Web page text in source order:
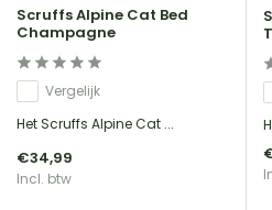
Scruffs Alpine Cat Bed
Champagne
Vergelijk
Het Scruffs Alpine Cat ...
€34,99
Incl. btw